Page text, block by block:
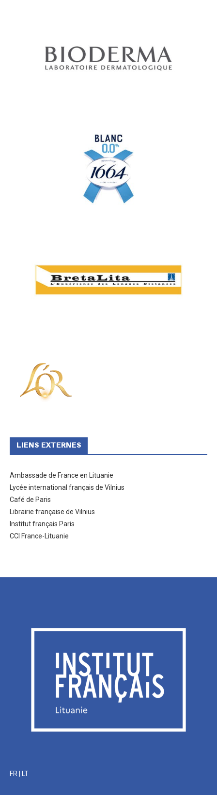
LIENS EXTERNES
Ambassade de France en Lituanie
Lycée international français de Vilnius
Café de Paris
Librairie française de Vilnius
Institut français Paris
CCI France-Lituanie
FR LT